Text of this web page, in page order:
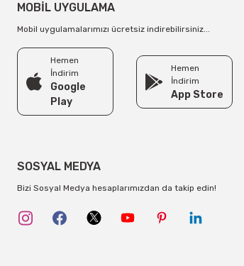
MOBİL UYGULAMA
Mobil uygulamalarımızı ücretsiz indirebilirsiniz...
Hemen
İndirim
Google
Play
Hemen
İndirim
App Store
SOSYAL MEDYA
Bizi Sosyal Medya hesaplarımızdan da takip edin!